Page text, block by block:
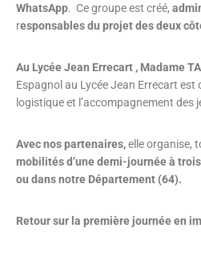
WhatsApp. Ce groupe est créé,
responsables du projet des deux
Au Lycée Jean Errecart , Madame
Espagnol au Lycée Jean Errecart est
logistique et l’accompagnement des
Avec nos partenaires,elle organise,
mobilités d’une demi-journée à
ou dans notre Département (64).
Retour sur la première journée en